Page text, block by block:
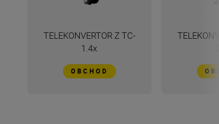
TELEKONVERTOR Z TC-
1.4x
OBCHOD